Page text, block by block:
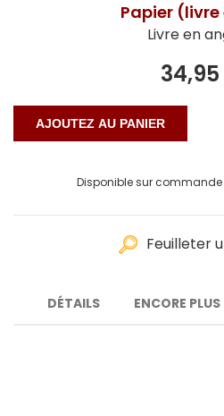
Papier
Livre en
34,95
Disponible sur commande
Feuilleter
DÉTAILS ENCORE PLUS